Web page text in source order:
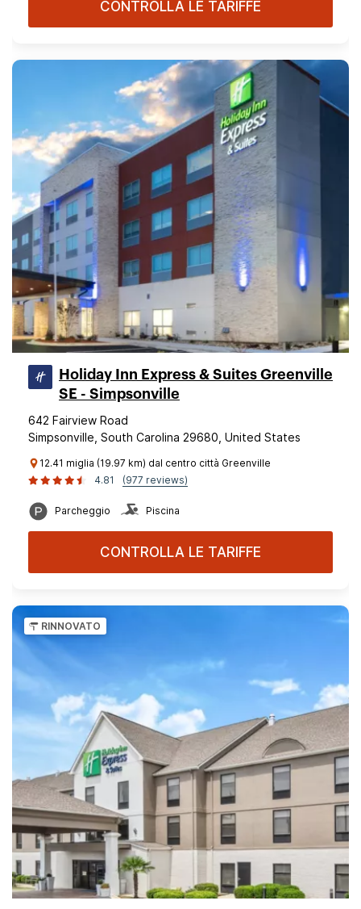
CONTROLLA LE TARIFFE
Holiday Inn Express & Suites Greenville
SE - Simpsonville
642 Fairview Road
Simpsonville, South Carolina 29680, United States
12.41 miglia (19.97 km) dal centro città Greenville
4.81
(977 reviews)
Parcheggio Piscina
CONTROLLA LE TARIFFE
RINNOVATO